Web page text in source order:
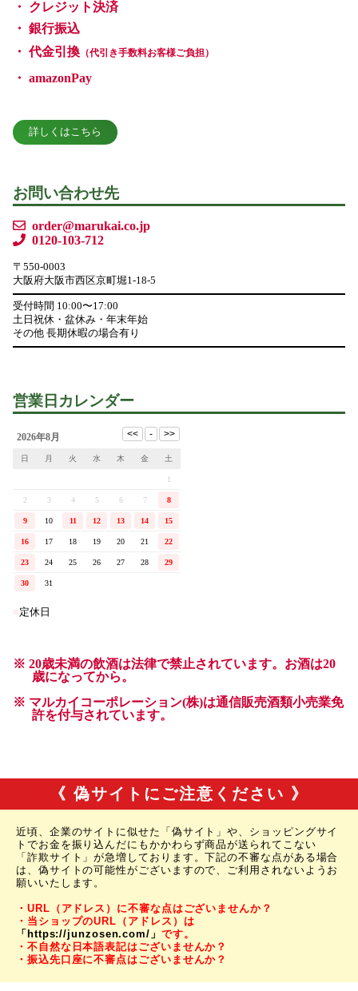
《 偽サイトにご注意ください 》
近頃、企業のサイトに似せた「偽サイト」や、ショッピングサイ
トでお金を振り込んだにもかかわらず商品が送られてこない
「詐欺サイト」が急増しております。下記の不審な点がある場合
は、偽サイトの可能性がございますので、ご利用されないようお
願いいたします。
・URL（アドレス）に不審な点はございませんか？
・当ショップのURL（アドレス）は
「https://junzosen.com/」 です。
・不自然な日本語表記はございませんか？
・振込先口座に不審点はございませんか？